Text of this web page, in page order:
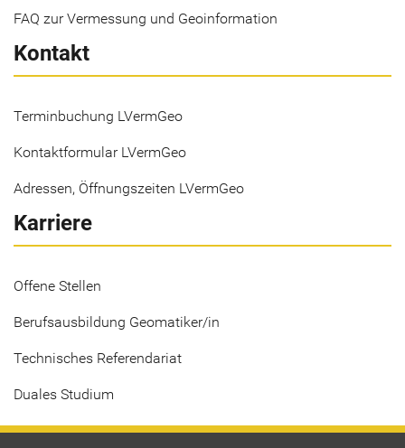
FAQ zur Vermessung und Geoinformation
Kontakt
Terminbuchung LVermGeo
Kontaktformular LVermGeo
Adressen, Öffnungszeiten LVermGeo
Karriere
Offene Stellen
Berufsausbildung Geomatiker/in
Technisches Referendariat
Duales Studium